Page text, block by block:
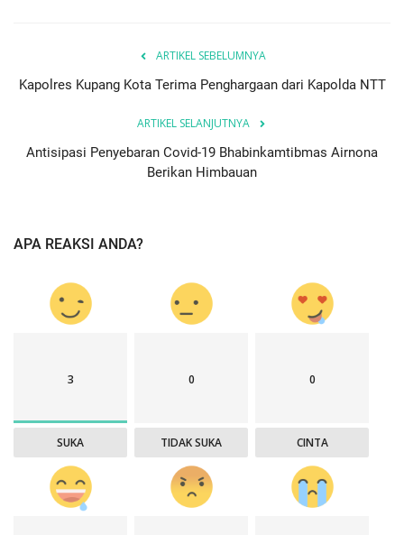
ARTIKEL SEBELUMNYA
Kapolres Kupang Kota Terima Penghargaan dari Kapolda NTT
ARTIKEL SELANJUTNYA
Antisipasi Penyebaran Covid-19 Bhabinkamtibmas Airnona
Berikan Himbauan
APA REAKSI ANDA?
3
SUKA
0
TIDAK SUKA
0
CINTA